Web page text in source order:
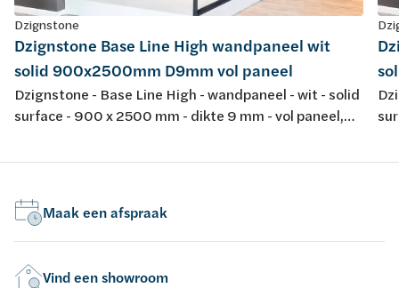
Dzignstone
Dzignstone Base Line High wandpaneel wit
solid 900x2500mm D9mm vol paneel
Dzignstone - Base Line High - wandpaneel - wit - solid
surface - 900 x 2500 mm - dikte 9 mm - vol paneel,
Solid Connect
Maak een afspraak
Vind een showroom